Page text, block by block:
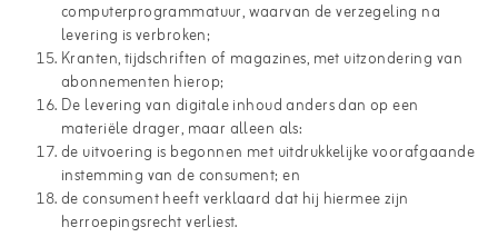
computerprogrammatuur, waarvan de verzegeling na
levering is verbroken;
Kranten, tijdschriften of magazines, met uitzondering van
abonnementen hierop;
De levering van digitale inhoud anders dan op een
materiële drager, maar alleen als:
de uitvoering is begonnen met uitdrukkelijke voorafgaande
instemming van de consument; en
de consument heeft verklaard dat hij hiermee zijn
herroepingsrecht verliest.